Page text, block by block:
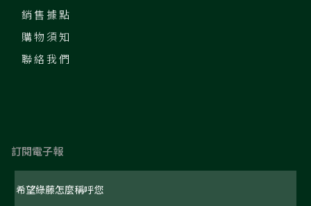
銷售據點
購物須知
聯絡我們
訂閱電子報